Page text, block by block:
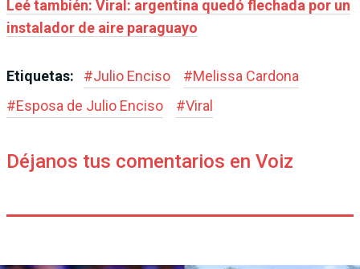
Leé también: Viral: argentina quedó flechada por un
instalador de aire paraguayo
Etiquetas: #Julio Enciso #Melissa Cardona
#Esposa de Julio Enciso #Viral
Déjanos tus comentarios en Voiz